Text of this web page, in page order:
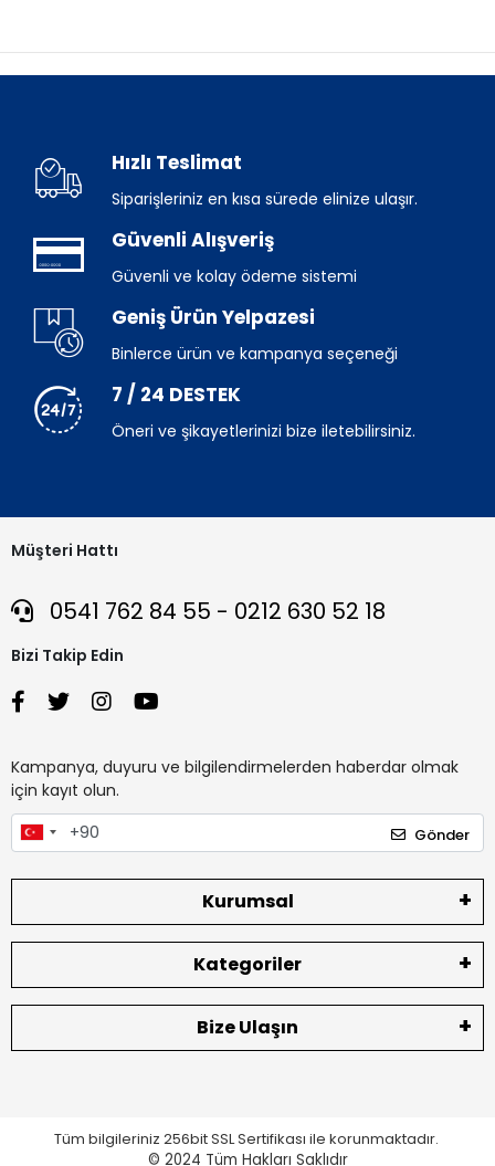
Hızlı Teslimat
Siparişleriniz en kısa sürede elinize ulaşır.
Güvenli Alışveriş
Güvenli ve kolay ödeme sistemi
Geniş Ürün Yelpazesi
Binlerce ürün ve kampanya seçeneği
7 / 24 DESTEK
Öneri ve şikayetlerinizi bize iletebilirsiniz.
Müşteri Hattı
0541 762 84 55 - 0212 630 52 18
Bizi Takip Edin
Kampanya, duyuru ve bilgilendirmelerden haberdar olmak
için kayıt olun.
Gönder
Kurumsal
Kategoriler
Bize Ulaşın
Tüm bilgileriniz 256bit SSL Sertifikası ile korunmaktadır.
© 2024 Tüm Hakları Saklıdır